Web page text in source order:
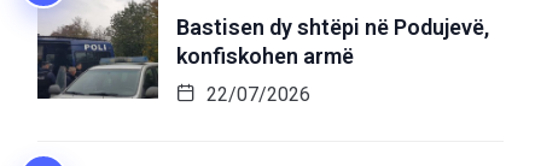
Bastisen dy shtëpi në Podujevë,
konfiskohen armë
22/07/2026